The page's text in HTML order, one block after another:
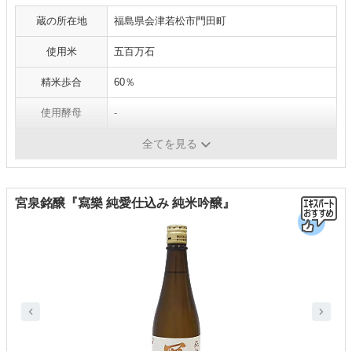
蔵の所在地 福島県会津若松市門田町
使用米 五百万石
精米歩合 60％
使用酵母 -
全てを見る
宮泉銘醸『寫樂 純愛仕込み 純米吟醸』